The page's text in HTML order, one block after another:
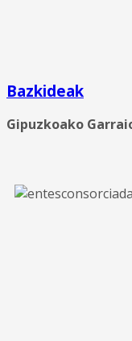
Bazkideak
Gipuzkoako